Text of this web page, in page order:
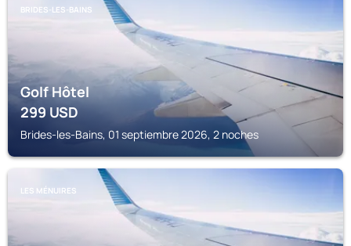
BRIDES-LES-BAINS
Golf Hôtel
299USD
Brides-les-Bains, 01 septiembre 2026, 2 noches
LES MÉNUIRES